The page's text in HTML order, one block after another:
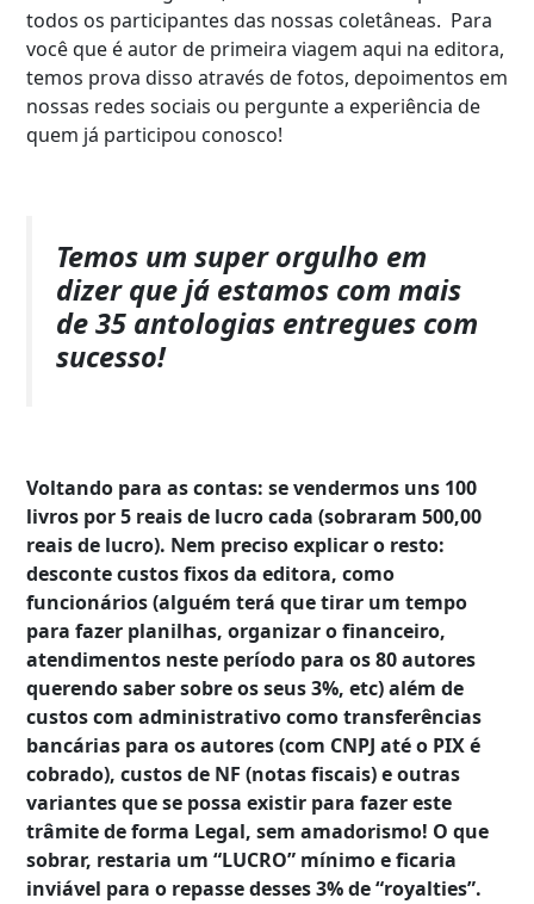
todos os participantes das nossas coletâneas. Para
você que é autor de primeira viagem aqui na editora,
temos prova disso através de fotos, depoimentos em
nossas redes sociais ou pergunte a experiência de
quem já participou conosco!
Temos um super orgulho em
dizer que já estamos com mais
de 35 antologias entregues com
sucesso!
Voltando para as contas: se vendermos uns 100
livros por 5 reais de lucro cada (sobraram 500,00
reais de lucro). Nem preciso explicar o resto:
desconte custos fixos da editora, como
funcionários (alguém terá que tirar um tempo
para fazer planilhas, organizar o financeiro,
atendimentos neste período para os 80 autores
querendo saber sobre os seus 3%, etc) além de
custos com administrativo como transferências
bancárias para os autores (com CNPJ até o PIX é
cobrado), custos de NF (notas fiscais) e outras
variantes que se possa existir para fazer este
trâmite de forma Legal, sem amadorismo! O que
sobrar, restaria um “LUCRO” mínimo e ficaria
inviável para o repasse desses 3% de “royalties”.